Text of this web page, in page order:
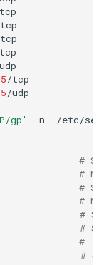
/tcp
/udp
gp' -n
/etc/
#
#
#
#
#
#
#
#